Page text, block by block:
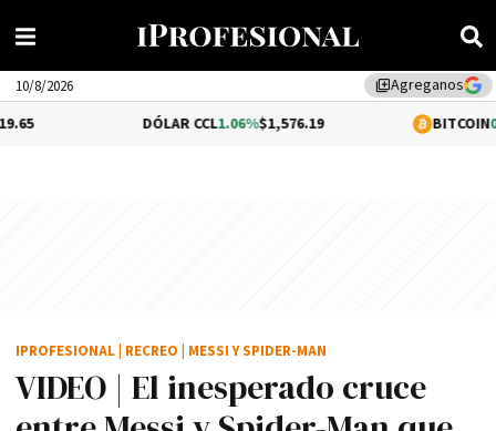
library_addAgreganos
10/8/2026
1.06%$1,576.19 0.26%
VIDEO | El inesperado cruce
IPROFESIONAL RECREO MESSI Y SPIDER-MAN